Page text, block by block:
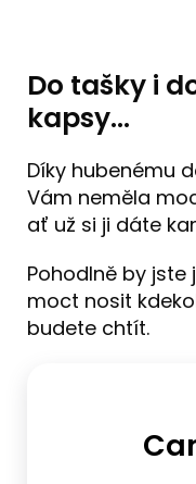
Do tašky i
kapsy...
Díky hubenému
Vám neměla
ať už si ji dáte
Pohodlně by jste
moct nosit
budete chtít.